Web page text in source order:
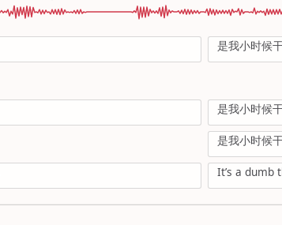
是我小时候
是我小时候
是我小时候
It’s a dumb